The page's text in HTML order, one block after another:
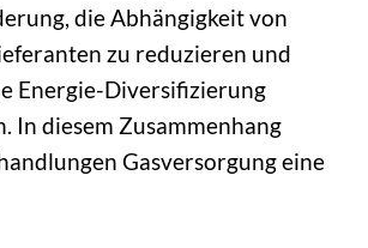
die Abhängigkeit von
zu reduzieren und
Energie-Diversifizierung
In diesem Zusammenhang
Gasversorgung eine